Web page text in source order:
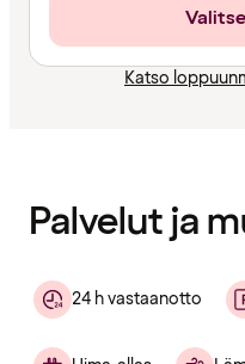
Katso
Palvelut ja
24 h vastaanotto